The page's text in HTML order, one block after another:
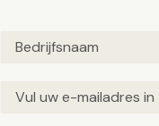
Untitled(Vereist)
Email(Vereist)